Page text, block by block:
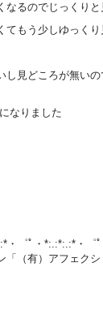
なるのでじっくり
てもう少しゆっく
し見どころが無い
なりました
・゜ﾟ・*:.:*:.:*・゜
（有）アフェクシ